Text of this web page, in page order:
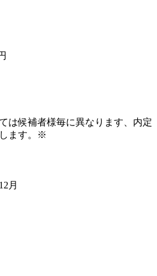
は候補者様毎に異なります、内定
ます。※
月